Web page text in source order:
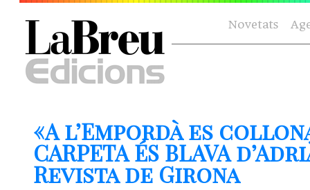
Novetats
«A l’Empordà es
CARPETA ÉS BLAVA
Revista de Girona